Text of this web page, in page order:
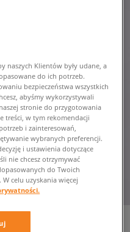
naszych Klientów były udane, a
do ich potrzeb.
bezpieczeństwa wszystkich
abyśmy wykorzystywali
stronie do przygotowania
treści, w tym rekomendacji
i zainteresowań,
wybranych preferencji.
i ustawienia dotyczące
nie chcesz otrzymywać
do Twoich
W celu uzyskania więcej